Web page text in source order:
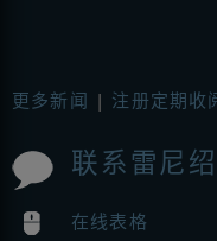
更多新闻 | 注册定期收
联系雷尼绍
在线表格